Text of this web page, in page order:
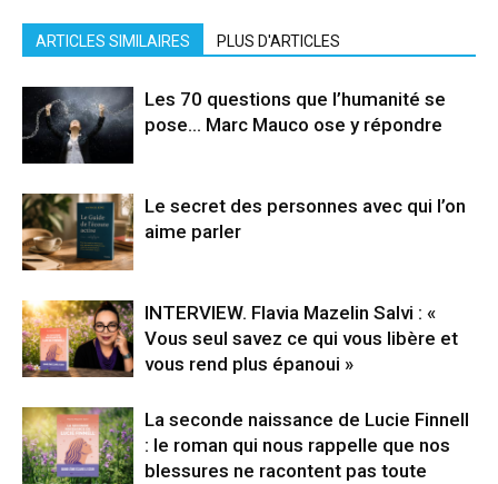
ARTICLES SIMILAIRES PLUS D'ARTICLES
Les 70 questions que l’humanité se
pose… Marc Mauco ose y répondre
Le secret des personnes avec qui l’on
aime parler
INTERVIEW. Flavia Mazelin Salvi : «
Vous seul savez ce qui vous libère et
vous rend plus épanoui »
La seconde naissance de Lucie Finnell
: le roman qui nous rappelle que nos
blessures ne racontent pas toute